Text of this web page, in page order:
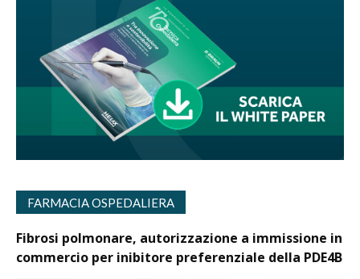
FARMACIA OSPEDALIERA
Fibrosi polmonare, autorizzazione a immissione in
commercio per inibitore preferenziale della PDE4B